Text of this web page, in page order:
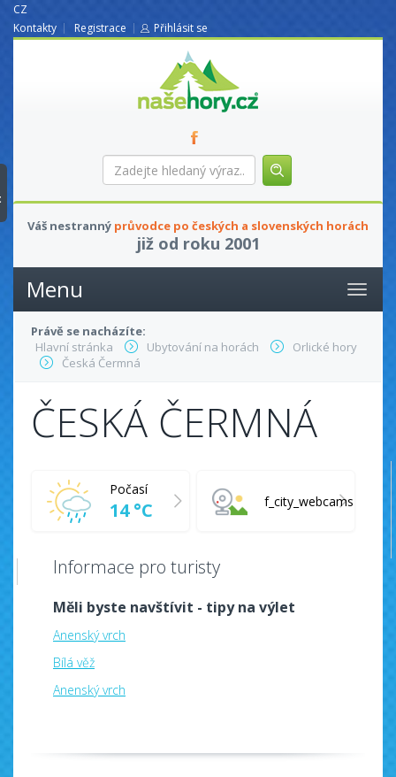
CZ
Kontakty
Registrace Přihlásit se
nasehory.cz
Zadejte
hledaný
Váš nestranný průvodce po českých a slovenských horách
již od roku 2001
Menu
Právě se nacházíte:
Hlavní stránka
Ubytování na horách
Orlické hory
Česká Čermná
ČESKÁ ČERMNÁ
Počasí
14 °C f_city_webcams
Informace pro turisty
Měli byste navštívit - tipy na výlet
Anenský vrch
Bílá věž
Anenský vrch